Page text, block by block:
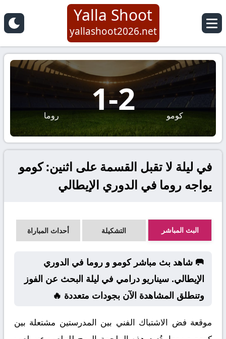
Yalla Shoot
yallashoot2026.net
كومو 2
-
1 روما
في ليلة لا تقبل القسمة على اثنين: كومو
يواجه روما في الدوري الإيطالي
البث المباشر التشكيلة أحداث المباراة
🥅 شاهد بث مباشر كومو و روما في الدوري
الإيطالي. سيناريو درامي في ليلة البحث عن الفوز
وتنطلق المشاهدة الآن بجودات متعددة 🔥
موقعة فض الاشتباك الفني بين المدرستين مشتعلة بين